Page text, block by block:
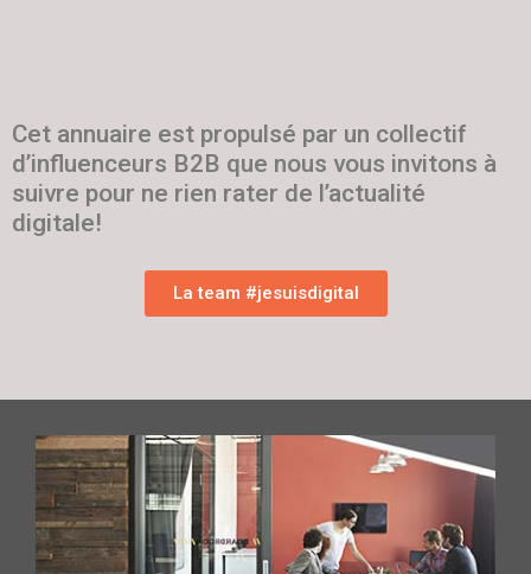
Cet annuaire est propulsé par un collectif
d’influenceurs B2B que nous vous invitons à
suivre pour ne rien rater de l’actualité
digitale!
La team #jesuisdigital